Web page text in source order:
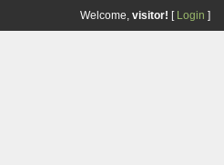
Welcome, visitor! [ Login ]